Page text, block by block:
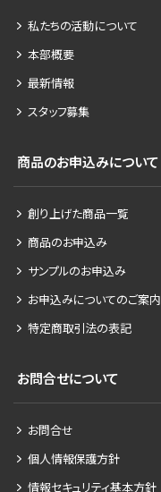
私たちの活動について
本部概要
最新情報
スタッフ募集
商品のお申込みについて
創り上げた商品一覧
商品のお申込み
サンプルのお申込み
お申込みについてのご案内
特定商取引法の表記
お問合せについて
お問合せ
個人情報保護方針
情報セキュリティ基本方針